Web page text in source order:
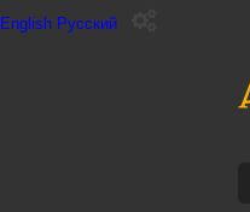
English Русский